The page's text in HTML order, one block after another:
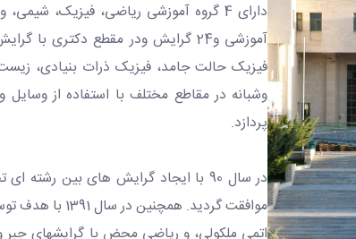
آموزشی و24 گرایش ودر مقطع
فیزیک حالت جامد، فیزیک ذرات بنیادی،
وشبانه در مقاطع مختلف با استفاده از
پردازد.
در سال 90 با ایجاد گرایش های بین
موافقت گردید.